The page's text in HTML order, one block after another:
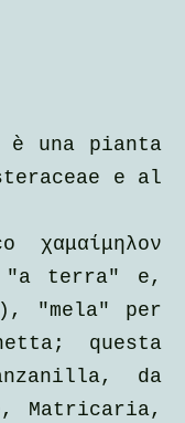
è una pianta
e al
"a terra" e,
"mela" per
questa
da
Matricaria,